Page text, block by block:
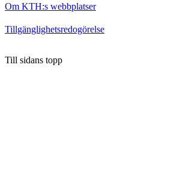
Om KTH:s webbplatser
Tillgänglighetsredogörelse
Till sidans topp